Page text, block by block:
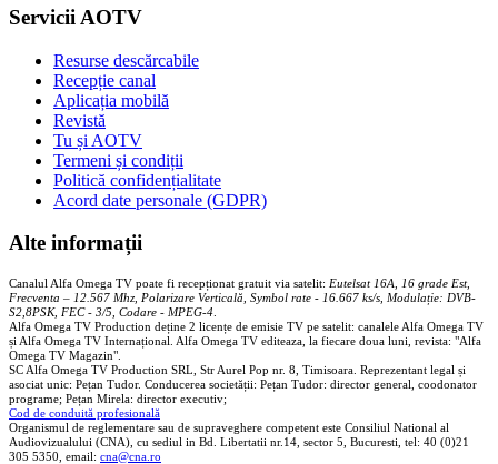
Servicii AOTV
Resurse descărcabile
Recepție canal
Aplicația mobilă
Revistă
Tu și AOTV
Termeni și condiții
Politică confidențialitate
Acord date personale (GDPR)
Alte informații
Canalul Alfa Omega TV poate fi recepționat gratuit via satelit: Eutelsat 16A, 16 grade Est,
Frecventa – 12.567 Mhz, Polarizare Verticală, Symbol rate - 16.667 ks/s, Modulație: DVB-
S2,8PSK, FEC - 3/5, Codare - MPEG-4
Alfa Omega TV Production deține 2 licențe de emisie TV pe satelit: canalele Alfa Omega TV
și Alfa Omega TV Internațional. Alfa Omega TV editeaza, la fiecare doua luni, revista: "Alfa
Omega TV Magazin".
SC Alfa Omega TV Production SRL, Str Aurel Pop nr. 8, Timisoara. Reprezentant legal și
asociat unic: Pețan Tudor. Conducerea societății: Pețan Tudor: director general, coodonator
programe; Pețan Mirela: director executiv;
Cod de conduită profesională
Organismul de reglementare sau de supraveghere competent este Consiliul National al
Audiovizualului (CNA), cu sediul in Bd. Libertatii nr.14, sector 5, Bucuresti, tel: 40 (0)21
305 5350, email: cna@cna.ro